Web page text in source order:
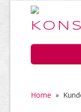
Home
Home »